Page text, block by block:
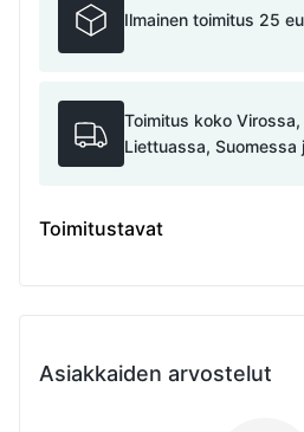
Ilmainen toimitus 25
Toimitus koko
Liettuassa, Suomessa
Toimitustavat
Asiakkaiden arvostelut